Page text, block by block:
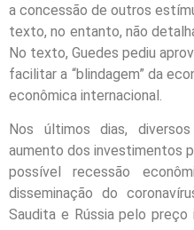
a concessão de outros
texto, no entanto, não
No texto, Guedes pediu
facilitar a “blindagem” da
econômica internacional.
Nos últimos dias,
aumento dos investimentos
possível recessão
disseminação do
Saudita e Rússia pelo